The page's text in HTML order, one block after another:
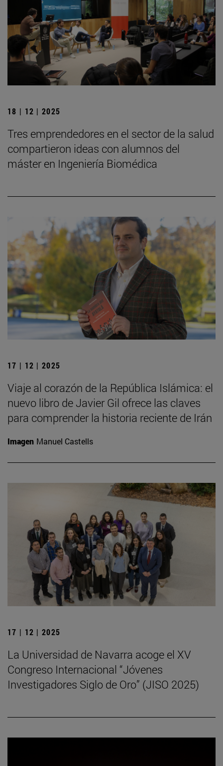
18 | 12 | 2025
Tres emprendedores en el sector de la salud
compartieron ideas con alumnos del
máster en Ingeniería Biomédica
17 | 12 | 2025
Viaje al corazón de la República Islámica: el
nuevo libro de Javier Gil ofrece las claves
para comprender la historia reciente de Irán
Imagen Manuel Castells
17 | 12 | 2025
La Universidad de Navarra acoge el XV
Congreso Internacional “Jóvenes
Investigadores Siglo de Oro” (JISO 2025)